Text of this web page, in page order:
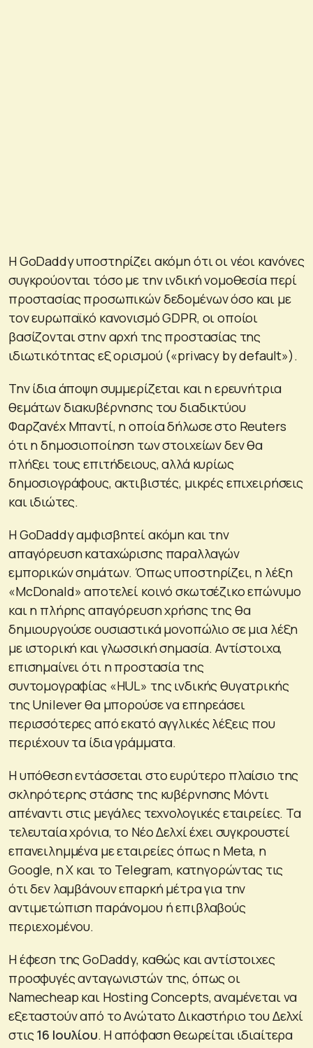
Η GoDaddy υποστηρίζει ακόμη ότι οι νέοι κανόνες
συγκρούονται τόσο με την ινδική νομοθεσία περί
προστασίας προσωπικών δεδομένων όσο και με
τον ευρωπαϊκό κανονισμό GDPR, οι οποίοι
βασίζονται στην αρχή της προστασίας της
ιδιωτικότητας εξ ορισμού («privacy by default»).
Την ίδια άποψη συμμερίζεται και η ερευνήτρια
θεμάτων διακυβέρνησης του διαδικτύου
Φαρζανέχ Μπαντί, η οποία δήλωσε στο Reuters
ότι η δημοσιοποίηση των στοιχείων δεν θα
πλήξει τους επιτήδειους, αλλά κυρίως
δημοσιογράφους, ακτιβιστές, μικρές επιχειρήσεις
και ιδιώτες.
Η GoDaddy αμφισβητεί ακόμη και την
απαγόρευση καταχώρισης παραλλαγών
εμπορικών σημάτων. Όπως υποστηρίζει, η λέξη
«McDonald» αποτελεί κοινό σκωτσέζικο επώνυμο
και η πλήρης απαγόρευση χρήσης της θα
δημιουργούσε ουσιαστικά μονοπώλιο σε μια λέξη
με ιστορική και γλωσσική σημασία. Αντίστοιχα,
επισημαίνει ότι η προστασία της
συντομογραφίας «HUL» της ινδικής θυγατρικής
της Unilever θα μπορούσε να επηρεάσει
περισσότερες από εκατό αγγλικές λέξεις που
περιέχουν τα ίδια γράμματα.
Η υπόθεση εντάσσεται στο ευρύτερο πλαίσιο της
σκληρότερης στάσης της κυβέρνησης Μόντι
απέναντι στις μεγάλες τεχνολογικές εταιρείες. Τα
τελευταία χρόνια, το Νέο Δελχί έχει συγκρουστεί
επανειλημμένα με εταιρείες όπως η Meta, η
Google, η X και το Telegram, κατηγορώντας τις
ότι δεν λαμβάνουν επαρκή μέτρα για την
αντιμετώπιση παράνομου ή επιβλαβούς
περιεχομένου.
Η έφεση της GoDaddy, καθώς και αντίστοιχες
προσφυγές ανταγωνιστών της, όπως οι
Namecheap και Hosting Concepts, αναμένεται να
εξεταστούν από το Ανώτατο Δικαστήριο του Δελχί
στις16 Ιουλίου. Η απόφαση θεωρείται ιδιαίτερα